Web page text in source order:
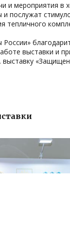
и мероприятия в
и послужат
тепличного
выставки и
выставку